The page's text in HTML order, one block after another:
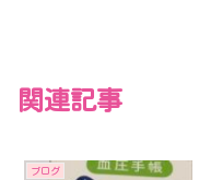
関連記事
ブログ